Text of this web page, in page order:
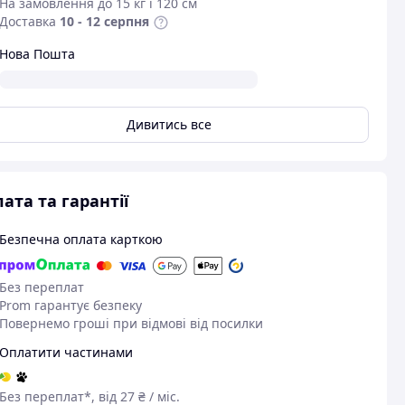
Доставка 10 - 12 серпня
Нова Пошта
Дивитись все
та гарантії
Безпечна оплата карткою
Без переплат
Prom гарантує безпеку
Повернемо гроші при відмові від посилки
Оплатити частинами
Без переплат*, від 27 ₴ / міс.